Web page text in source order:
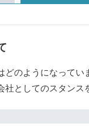
どのようになって
社としてのスタンス